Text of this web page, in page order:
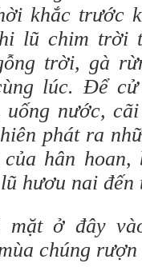
khắc
lũ chim
trời, gà
lúc. Để
uống nước,
phát ra
hân
hươu nai đến
mặt ở đây
chúng